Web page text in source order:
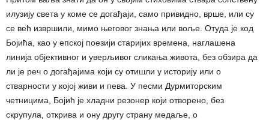
илузију света у коме се догађаји, само привидно, врше, или су
се већ извршили, мимо његовог знања или воље. Отуда је код
Бојића, као у епској поезији старијих времена, наглашена
линија објективног и уверљивог сликања живота, без обзира да
ли је реч о догађајима који су отишли у историју или о
стварности у којој живи и пева. У песми Дурмиторским
четницима, Бојић је хладни резонер који отворено, без
скрупула, открива и ону другу страну медаље, о